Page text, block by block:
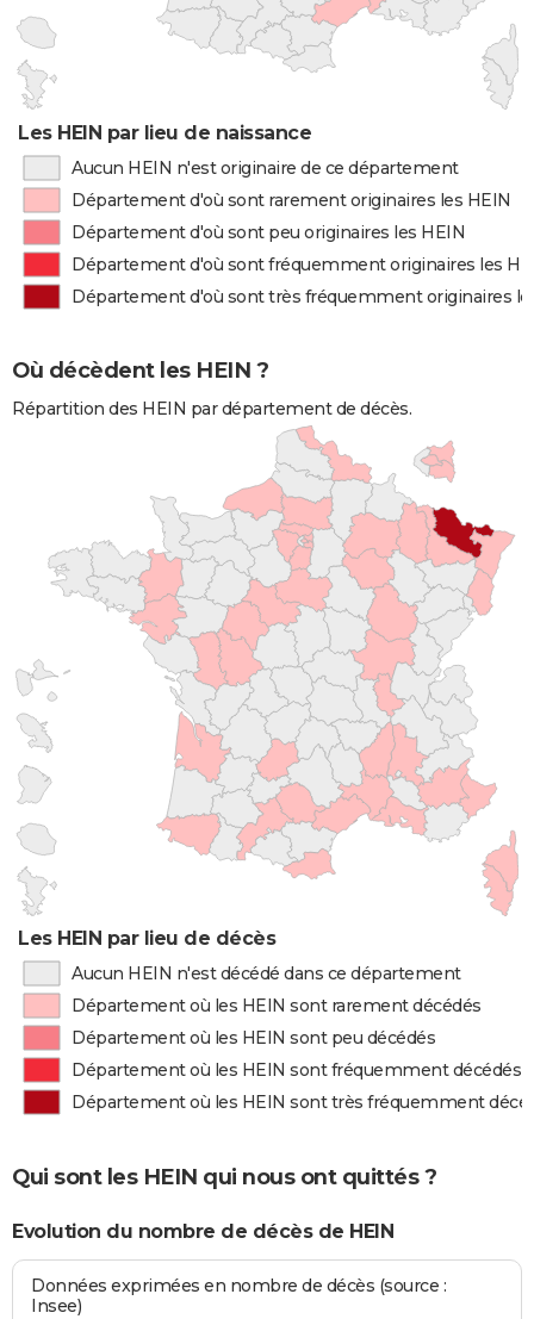
Les HEIN par lieu de naissance
Aucun HEIN n'est originaire de ce département
Département d'où sont rarement originaires les HEIN
Département d'où sont peu originaires les HEIN
Département d'où sont fréquemment originaires les
Département d'où sont très fréquemment originaires
Où décèdent les HEIN ?
Répartition des HEIN par département de décès.
Les HEIN par lieu de décès
Aucun HEIN n'est décédé dans ce département
Département où les HEIN sont rarement décédés
Département où les HEIN sont peu décédés
Département où les HEIN sont fréquemment décédés
Département où les HEIN sont très fréquemment
Qui sont les HEIN qui nous ont quittés ?
Evolution du nombre de décès de HEIN
Données exprimées en nombre de décès (source :
Insee)